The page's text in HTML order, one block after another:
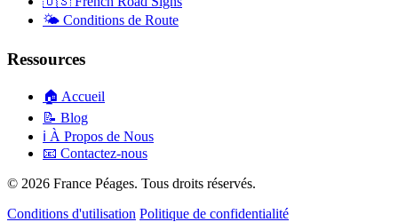
🌤️ Conditions de Route
Ressources
🏠 Accueil
📝 Blog
ℹ️ À Propos de Nous
📧 Contactez-nous
© 2026 France Péages. Tous droits réservés.
Conditions d'utilisation Politique de confidentialité